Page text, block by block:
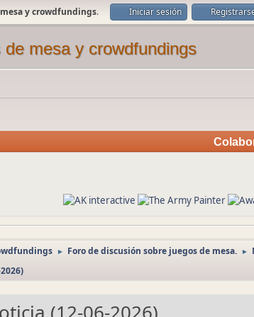
y crowdfundings. Iniciar sesión
► Foro de discusión sobre juegos de mesa. ►